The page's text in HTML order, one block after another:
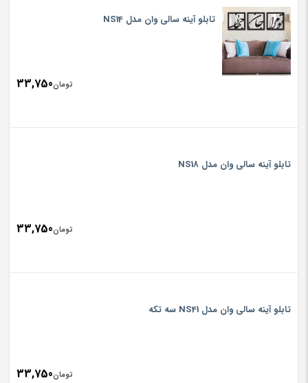
تابلو آینه سالی وان مدل NS14
تومان33,750
تابلو آینه سالی وان مدل NS18
تومان33,750
تابلو آینه سالی وان مدل NS41 سه تکه
تومان33,750